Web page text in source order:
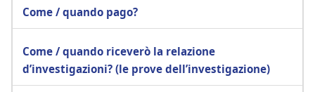
Come / quando pago?
Come / quando riceverò la relazione
d’investigazioni? (le prove dell’investigazione)